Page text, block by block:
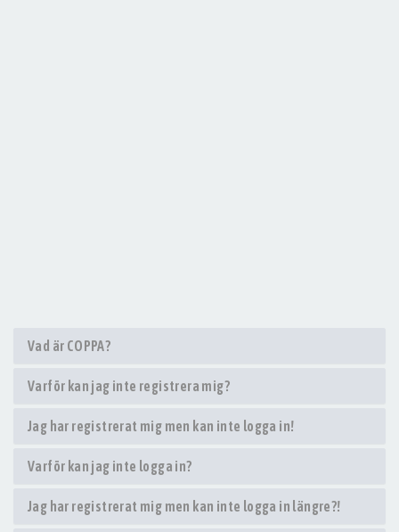
Vad är COPPA?
Varför kan jag inte registrera mig?
Jag har registrerat mig men kan inte logga in!
Varför kan jag inte logga in?
Jag har registrerat mig men kan inte logga in längre?!